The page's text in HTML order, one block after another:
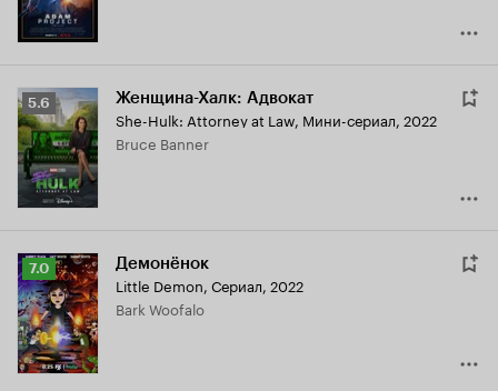
Рейтинг
Кинопоиска
5.6
5.6 Женщина-Халк: Адвокат
She-Hulk: Attorney at Law, Мини-сериал, 2022
Bruce Banner
Рейтинг
Кинопоиска
7.0
7.0 Демонёнок
Little Demon, Сериал, 2022
Bark Woofalo